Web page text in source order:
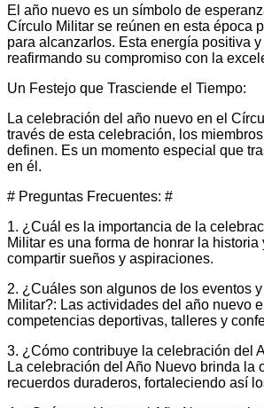
El año nuevo es un símbolo de
Círculo Militar se reúnen en esta época
para alcanzarlos. Esta energía positiva
reafirmando su compromiso con la
Un Festejo que Trasciende el Tiempo:
La celebración del año nuevo en el
través de esta celebración, los
definen. Es un momento especial que
en él.
# Preguntas Frecuentes: #
1. ¿Cuál es la importancia de la
Militar es una forma de honrar la
compartir sueños y aspiraciones.
2. ¿Cuáles son algunos de los eventos
Militar?: Las actividades del año nuevo
competencias deportivas, talleres y
3. ¿Cómo contribuye la celebración del
La celebración del Año Nuevo brinda
recuerdos duraderos, fortaleciendo así